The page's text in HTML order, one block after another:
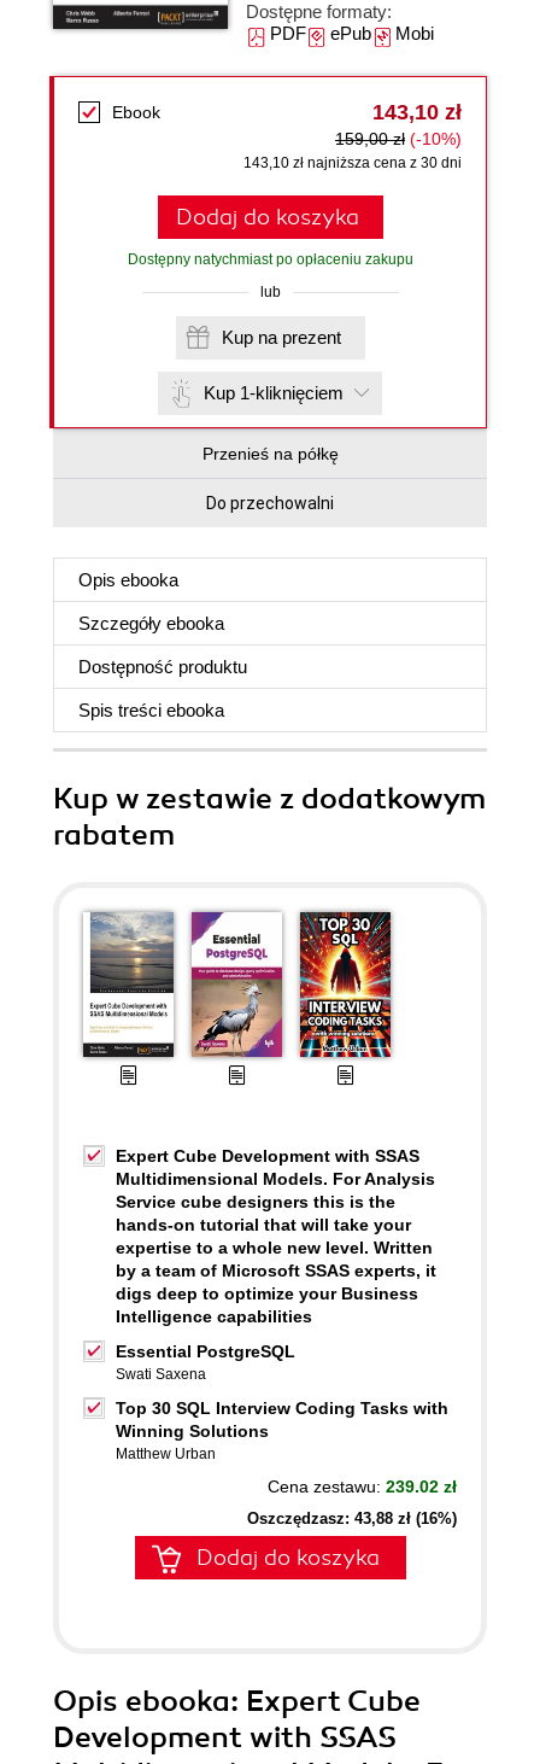
Dostępne formaty:
PDFePubMobi
Ebook 143,10 zł
159,00 zł (-10%)
143,10 zł najniższa cena z 30 dni
Dodaj do koszyka
Dostępny natychmiast po opłaceniu zakupu
lub
Kup na prezent
Kup 1-kliknięciem
Przenieś na półkę
Do przechowalni
Opis ebooka
Szczegóły ebooka
Dostępność produktu
Spis treści ebooka
Kup w zestawie z dodatkowym
rabatem
Expert Cube Development with SSAS
Multidimensional Models. For Analysis
Service cube designers this is the
hands-on tutorial that will take your
expertise to a whole new level. Written
by a team of Microsoft SSAS experts, it
digs deep to optimize your Business
Intelligence capabilities
Essential PostgreSQL
Swati Saxena
Top 30 SQL Interview Coding Tasks with
Winning Solutions
Matthew Urban
Cena zestawu: 239.02 zł
Oszczędzasz: 43,88 zł (16%)
Dodaj do koszyka
Opis ebooka: Expert Cube
Development with SSAS